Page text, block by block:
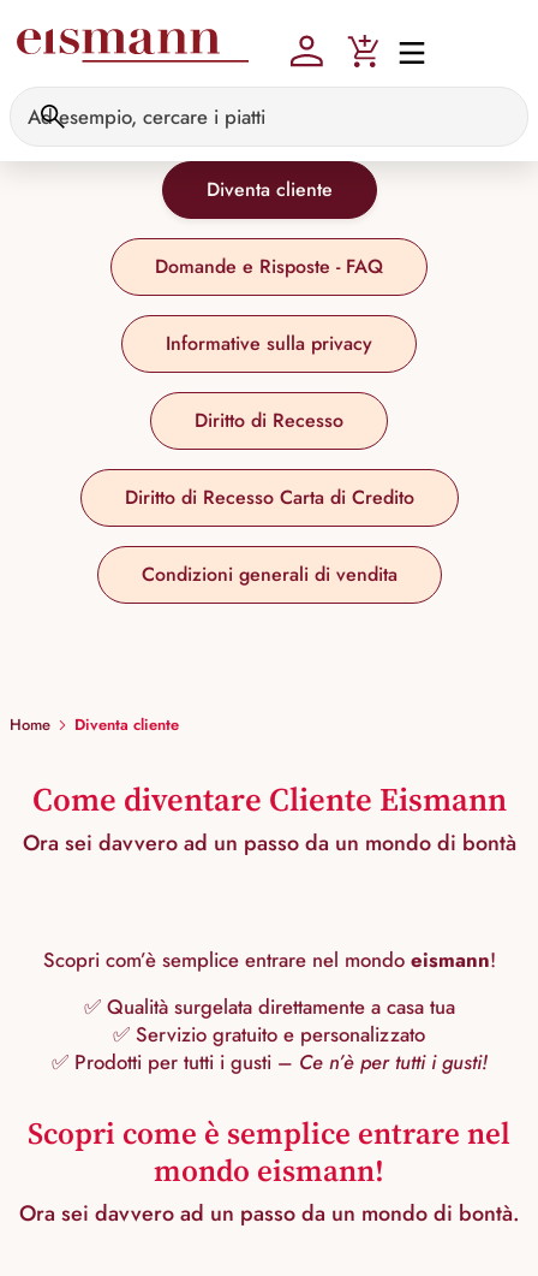
Diventa cliente
Domande e Risposte - FAQ
Informative sulla privacy
Diritto di Recesso
Diritto di Recesso Carta di Credito
Condizioni generali di vendita
Home Diventa cliente
Come diventare Cliente Eismann
Ora sei davvero ad un passo da un mondo di bontà
Scopri com’è semplice entrare nel mondo eismann!
✅ Qualità surgelata direttamente a casa tua
✅ Servizio gratuito e personalizzato
✅ Prodotti per tutti i gusti – Ce n’è per tutti i gusti!
Scopri come è semplice entrare nel
mondo eismann!
Ora sei davvero ad un passo da un mondo di bontà.